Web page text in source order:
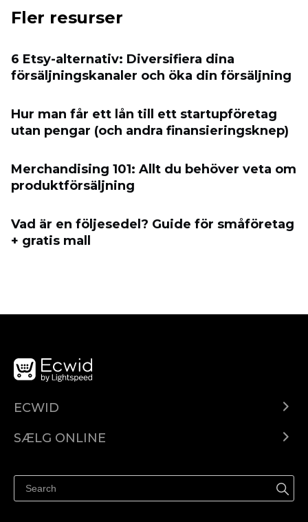
Fler resurser
6 Etsy-alternativ: Diversifiera dina
försäljningskanaler och öka din försäljning
Hur man får ett lån till ett startupföretag
utan pengar (och andra finansieringsknep)
Merchandising 101: Allt du behöver veta om
produktförsäljning
Vad är en följesedel? Guide för småföretag
+ gratis mall
ECWID
Pris
SÆLG ONLINE
Sælg på Facebook
Sælg på Instagram